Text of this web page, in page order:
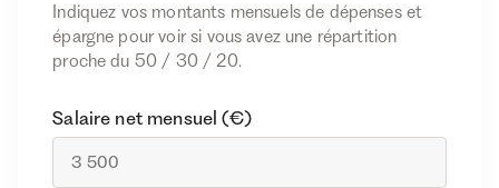
Indiquez vos montants mensuels de dépenses et
épargne pour voir si vous avez une répartition
proche du 50 / 30 / 20.
Salaire net mensuel (€)